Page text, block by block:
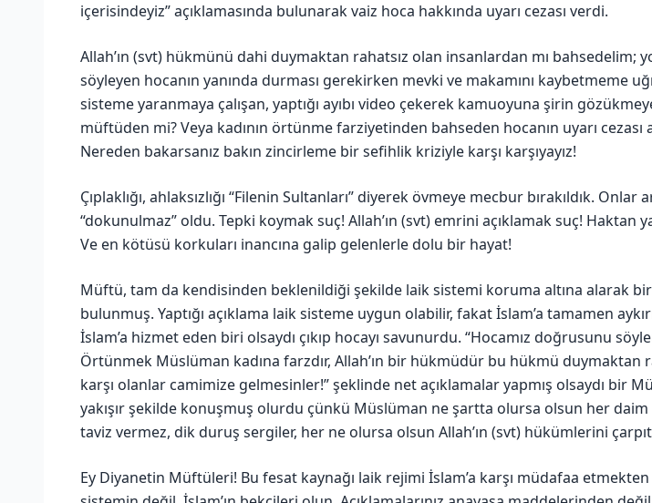
içerisindeyiz” açıklamasında bulunarak vaiz hoca hakkında uyarı cezası verdi.
Allah’ın (svt) hükmünü dahi duymaktan rahatsız olan insanlardan mı bahsedelim;
söyleyen hocanın yanında durması gerekirken mevki ve makamını kaybetmeme
sisteme yaranmaya çalışan, yaptığı ayıbı video çekerek kamuoyuna şirin
müftüden mi? Veya kadının örtünme farziyetinden bahseden hocanın uyarı cezası
Nereden bakarsanız bakın zincirleme bir sefihlik kriziyle karşı karşıyayız!
Çıplaklığı, ahlaksızlığı “Filenin Sultanları” diyerek övmeye mecbur bırakıldık. Onlar
“dokunulmaz” oldu. Tepki koymak suç! Allah’ın (svt) emrini açıklamak suç! Haktan
Ve en kötüsü korkuları inancına galip gelenlerle dolu bir hayat!
Müftü, tam da kendisinden beklenildiği şekilde laik sistemi koruma altına alarak bir
bulunmuş. Yaptığı açıklama laik sisteme uygun olabilir, fakat İslam’a tamamen
İslam’a hizmet eden biri olsaydı çıkıp hocayı savunurdu. “Hocamız doğrusunu
Örtünmek Müslüman kadına farzdır, Allah’ın bir hükmüdür bu hükmü duymaktan
karşı olanlar camimize gelmesinler!” şeklinde net açıklamalar yapmış olsaydı bir
yakışır şekilde konuşmuş olurdu çünkü Müslüman ne şartta olursa olsun her daim
taviz vermez, dik duruş sergiler, her ne olursa olsun Allah’ın (svt) hükümlerini
Ey Diyanetin Müftüleri! Bu fesat kaynağı laik rejimi İslam’a karşı müdafaa